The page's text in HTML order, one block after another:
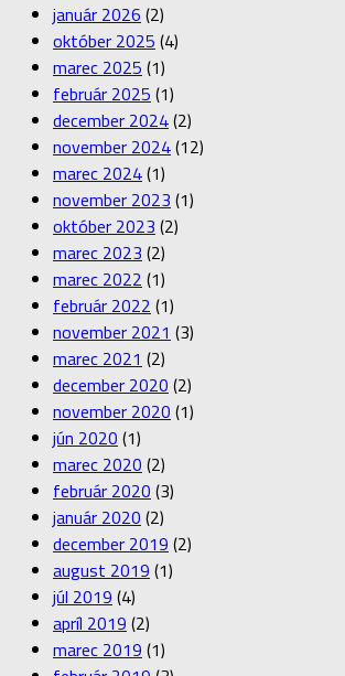
január 2026 (2)
október 2025 (4)
marec 2025 (1)
február 2025 (1)
december 2024(2)
november 2024(12)
marec 2024(1)
november 2023 (1)
október 2023 (2)
marec 2023 (2)
marec 2022 (1)
február 2022 (1)
november 2021 (3)
marec 2021 (2)
december 2020 (2)
november 2020 (1)
jún 2020 (1)
marec 2020 (2)
február 2020 (3)
január 2020 (2)
december 2019 (2)
august 2019 (1)
júl 2019 (4)
apríl 2019 (2)
marec 2019 (1)